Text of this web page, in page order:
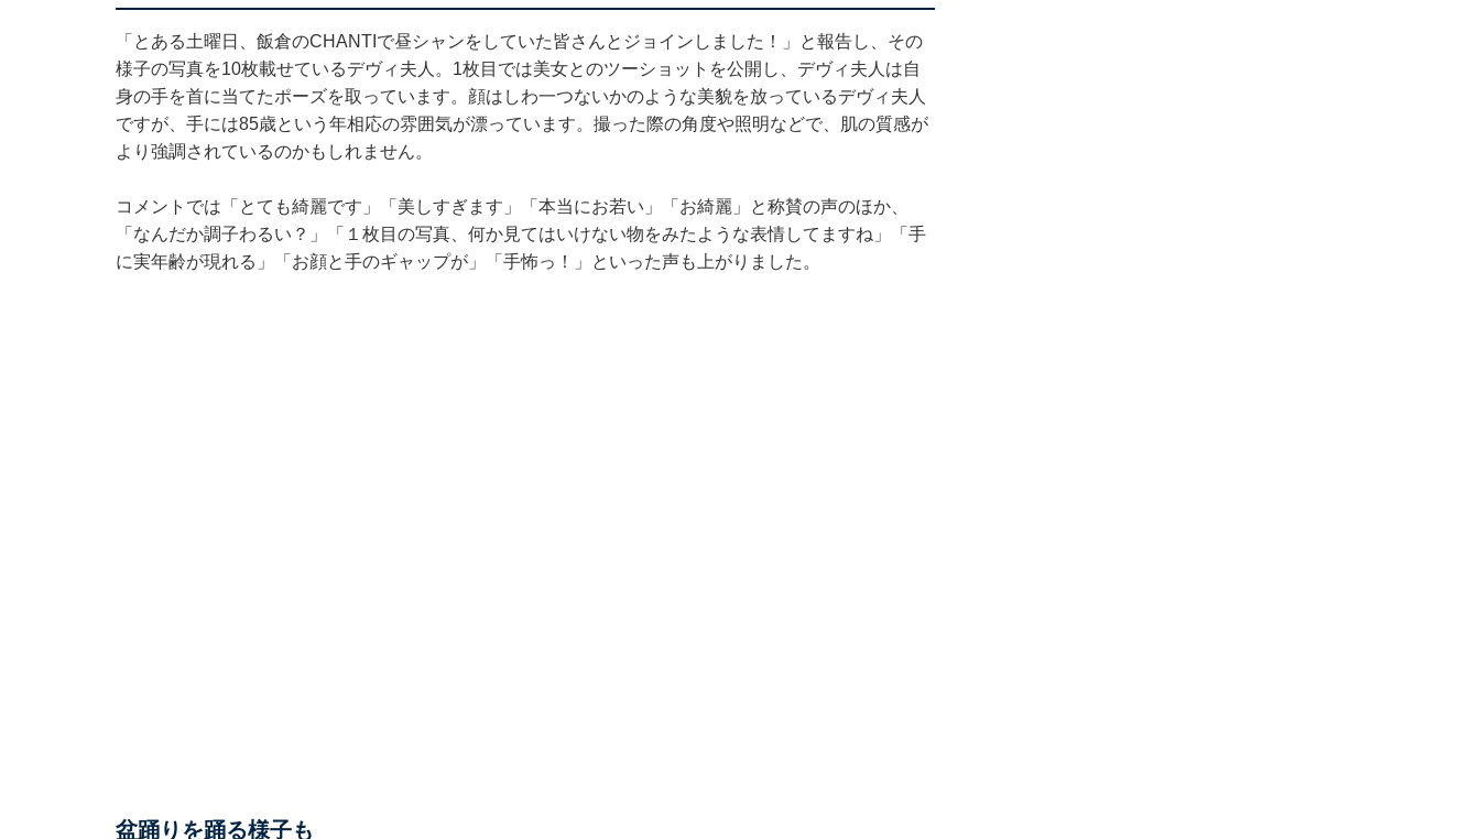
「とある土曜日、飯倉のCHANTIで昼シャンをしていた皆さんとジョインしました！」と報告し、その
様子の写真を10枚載せているデヴィ夫人。1枚目では美女とのツーショットを公開し、デヴィ夫人は自
身の手を首に当てたポーズを取っています。顔はしわ一つないかのような美貌を放っているデヴィ夫人
ですが、手には85歳という年相応の雰囲気が漂っています。撮った際の角度や照明などで、肌の質感が
より強調されているのかもしれません。
コメントでは「とても綺麗です」「美しすぎます」「本当にお若い」「お綺麗」と称賛の声のほか、
「なんだか調子わるい？」「１枚目の写真、何か見てはいけない物をみたような表情してますね」「手
に実年齢が現れる」「お顔と手のギャップが」「手怖っ！」といった声も上がりました。
盆踊りを踊る様子も